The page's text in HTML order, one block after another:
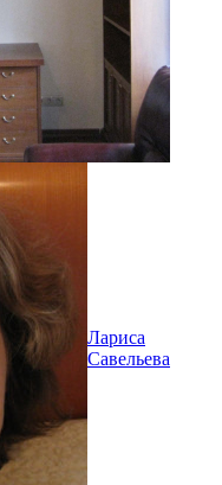
Лариса
Савельева